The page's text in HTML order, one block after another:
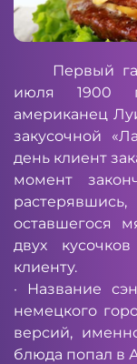
Первый
июля 1900
американец
закусочной
день клиент
момент
оставшегося
двух
клиенту.
· Название
немецкого
версий,
блюда попал в